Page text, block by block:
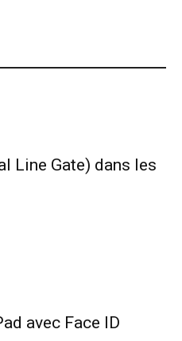
Line Gate) dans les
avec Face ID